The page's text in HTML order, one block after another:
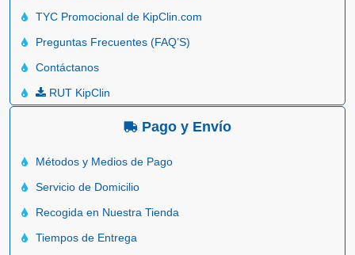
TYC Promocional de KipClin.com
Preguntas Frecuentes (FAQ’S)
Contáctanos
RUT KipClin
Pago y Envío
Métodos y Medios de Pago
Servicio de Domicilio
Recogida en Nuestra Tienda
Tiempos de Entrega